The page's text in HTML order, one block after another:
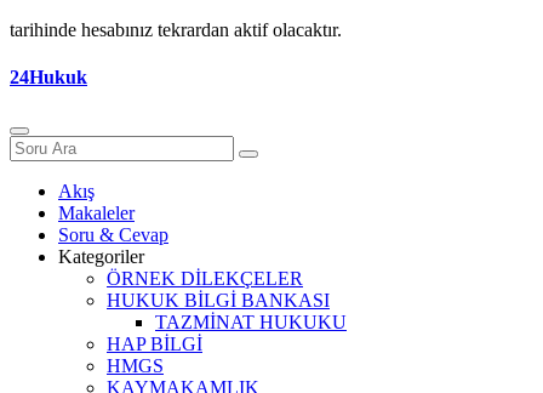
tarihinde hesabınız tekrardan aktif olacaktır.
24Hukuk
Akış
Makaleler
Soru & Cevap
Kategoriler
ÖRNEK DİLEKÇELER
HUKUK BİLGİ BANKASI
TAZMİNAT HUKUKU
HAP BİLGİ
HMGS
KAYMAKAMLIK